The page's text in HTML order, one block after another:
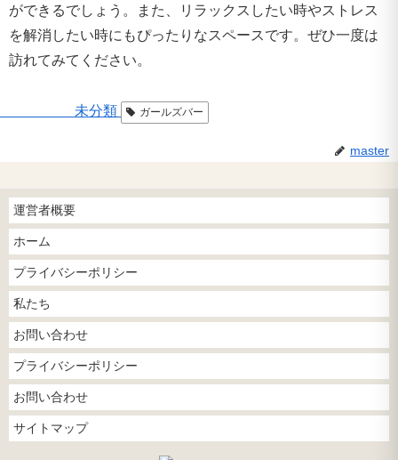
ができるでしょう。また、リラックスしたい時やストレス
を解消したい時にもぴったりなスペースです。ぜひ一度は
訪れてみてください。
未分類 ガールズバー
master
運営者概要
ホーム
プライバシーポリシー
私たち
お問い合わせ
プライバシーポリシー
お問い合わせ
サイトマップ